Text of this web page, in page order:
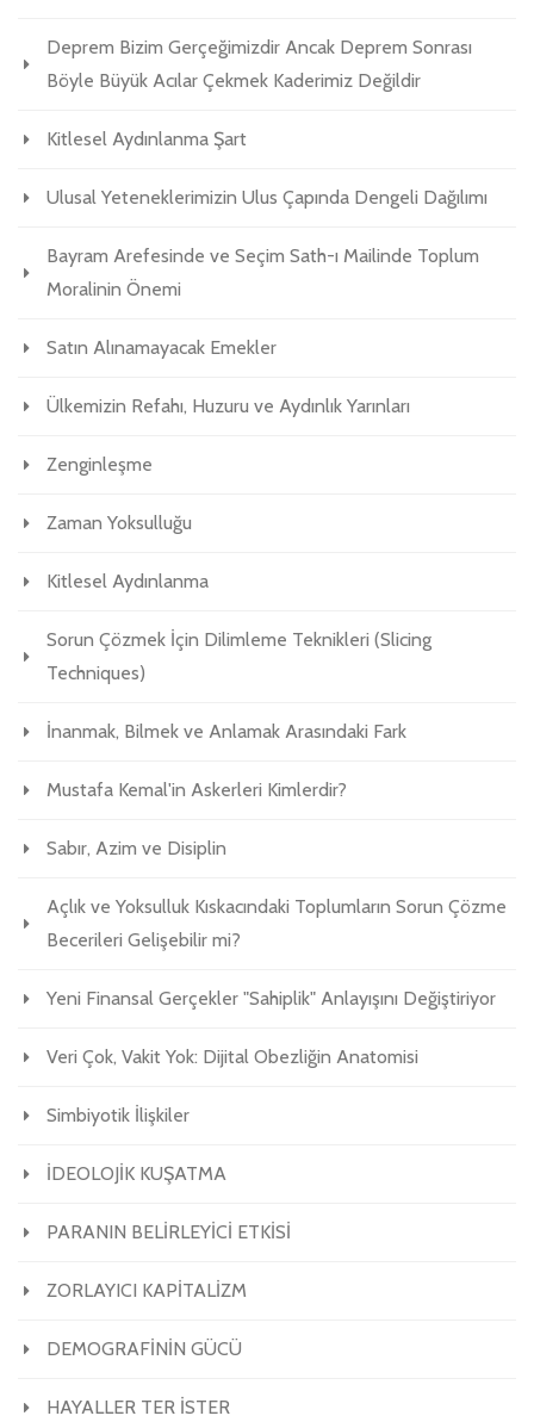
Deprem Bizim Gerçeğimizdir Ancak Deprem Sonrası
Böyle Büyük Acılar Çekmek Kaderimiz Değildir
Kitlesel Aydınlanma Şart
Ulusal Yeteneklerimizin Ulus Çapında Dengeli Dağılımı
Bayram Arefesinde ve Seçim Sath-ı Mailinde Toplum
Moralinin Önemi
Satın Alınamayacak Emekler
Ülkemizin Refahı, Huzuru ve Aydınlık Yarınları
Zenginleşme
Zaman Yoksulluğu
Kitlesel Aydınlanma
Sorun Çözmek İçin Dilimleme Teknikleri (Slicing
Techniques)
İnanmak, Bilmek ve Anlamak Arasındaki Fark
Mustafa Kemal'in Askerleri Kimlerdir?
Sabır, Azim ve Disiplin
Açlık ve Yoksulluk Kıskacındaki Toplumların Sorun Çözme
Becerileri Gelişebilir mi?
Yeni Finansal Gerçekler "Sahiplik" Anlayışını Değiştiriyor
Veri Çok, Vakit Yok: Dijital Obezliğin Anatomisi
Simbiyotik İlişkiler
İDEOLOJİK KUŞATMA
PARANIN BELİRLEYİCİ ETKİSİ
ZORLAYICI KAPİTALİZM
DEMOGRAFİNİN GÜCÜ
HAYALLER TER İSTER